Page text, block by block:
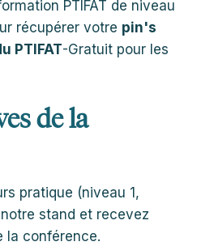
PTIFAT de niveau
récupérer votre pin's
PTIFAT-Gratuit pour les
de la
pratique (niveau 1,
stand et recevez
la conférence.